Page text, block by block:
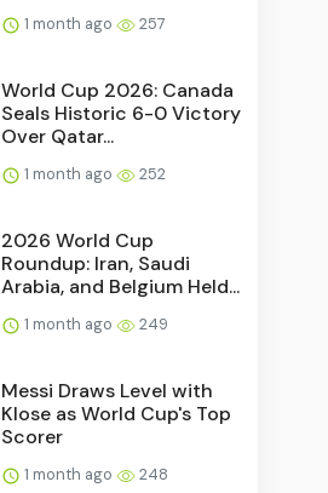
1 month ago 257
World Cup 2026: Canada
Seals Historic 6-0 Victory
Over Qatar...
1 month ago 252
2026 World Cup
Roundup: Iran, Saudi
Arabia, and Belgium Held...
1 month ago 249
Messi Draws Level with
Klose as World Cup's Top
Scorer
1 month ago 248